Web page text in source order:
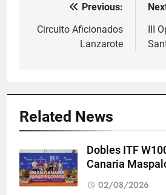
Navegación
de
Previous:
Circuito Aficionados
Lanzarote
III
Related News
Dobles ITF
Canaria
02/08/2026